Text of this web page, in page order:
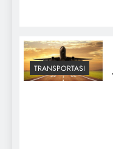
TRANSPORTASI